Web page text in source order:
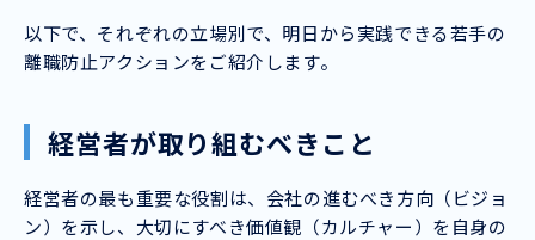
以下で、それぞれの立場別で、明日から実践できる若手の
離職防止アクションをご紹介します。
経営者が取り組むべきこと
経営者の最も重要な役割は、会社の進むべき方向（ビジョ
ン）を示し、大切にすべき価値観（カルチャー）を自身の